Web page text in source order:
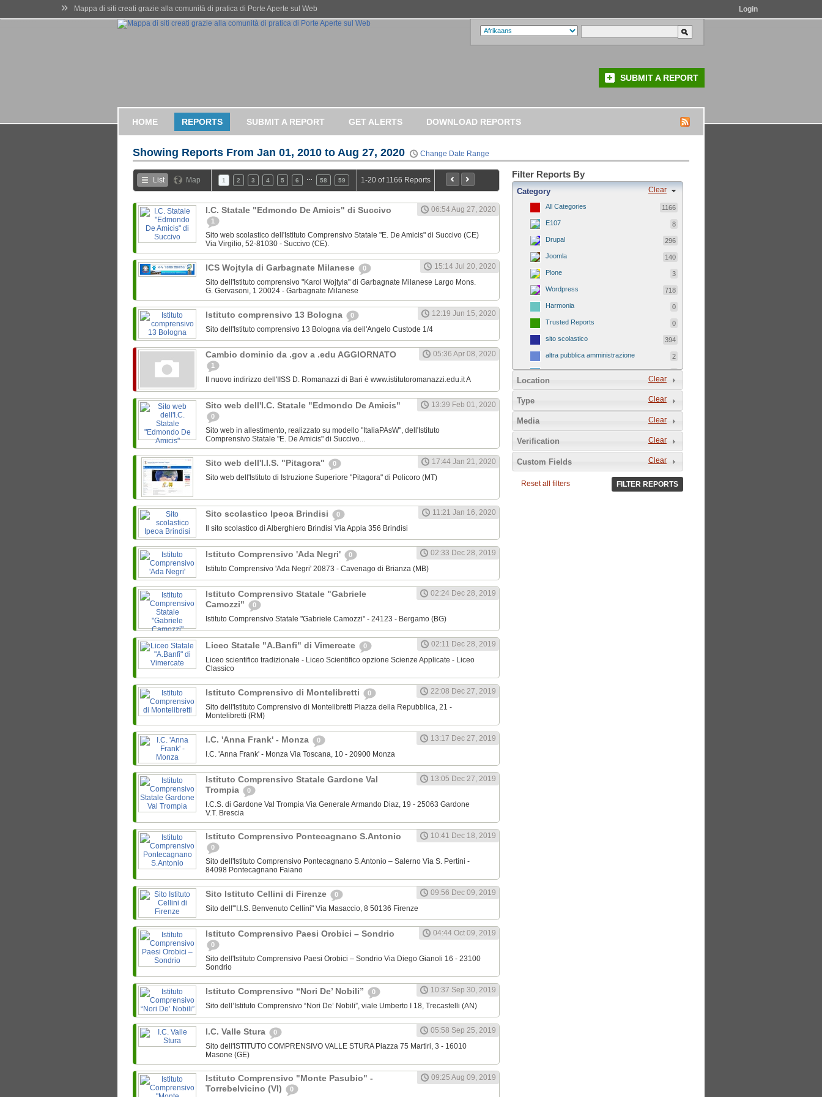
» Mappa di siti creati grazie alla comunità di pratica di Porte Aperte sul Web Login
SUBMIT A REPORT
HOME REPORTS SUBMIT A REPORT GET ALERTS DOWNLOAD REPORTS
Showing Reports From Jan 01, 2010 to Aug 27, 2020 Change Date Range
List Map 1 2 3 4 5 6 58 59 1-20 of 1166 Reports
I.C. Statale "Edmondo De Amicis" di Succivo
1
06:54 Aug 27, 2020
Sito web scolastico dell'Istituto Comprensivo Statale "E. De Amicis" di Succivo (CE)
Via Virgilio, 52-81030 - Succivo (CE).
ICS Wojtyla di Garbagnate Milanese 0
15:14 Jul 20, 2020
Sito dell'Istituto comprensivo "Karol Wojtyla" di Garbagnate Milanese Largo Mons.
G. Gervasoni, 1 20024 - Garbagnate Milanese
Istituto comprensivo 13 Bologna 0
12:19 Jun 15, 2020
Sito dell'Istituto comprensivo 13 Bologna via dell'Angelo Custode 1/4
Cambio dominio da .gov a .edu AGGIORNATO
1
05:36 Apr 08, 2020
Il nuovo indirizzo dell'IISS D. Romanazzi di Bari è www.istitutoromanazzi.edu.it A
Sito web dell'I.C. Statale "Edmondo De Amicis"
0
13:39 Feb 01, 2020
Sito web in allestimento, realizzato su modello "ItaliaPAsW", dell'Istituto
Comprensivo Statale "E. De Amicis" di Succivo...
Sito web dell'I.I.S. "Pitagora" 0
17:44 Jan 21, 2020
Sito web dell'Istituto di Istruzione Superiore "Pitagora" di Policoro (MT)
Sito scolastico Ipeoa Brindisi 0
11:21 Jan 16, 2020
Il sito scolastico di Alberghiero Brindisi Via Appia 356 Brindisi
Istituto Comprensivo 'Ada Negri' 0
02:33 Dec 28, 2019
Istituto Comprensivo 'Ada Negri' 20873 - Cavenago di Brianza (MB)
Istituto Comprensivo Statale "Gabriele
Camozzi"
0
02:24 Dec 28, 2019
Istituto Comprensivo Statale "Gabriele Camozzi" - 24123 - Bergamo (BG)
Liceo Statale "A.Banfi" di Vimercate 0
02:11 Dec 28, 2019
Liceo scientifico tradizionale - Liceo Scientifico opzione Scienze Applicate - Liceo
Classico
Istituto Comprensivo di Montelibretti 0
22:08 Dec 27, 2019
Sito dell'Istituto Comprensivo di Montelibretti Piazza della Repubblica, 21 -
Montelibretti (RM)
I.C. 'Anna Frank' - Monza 0
13:17 Dec 27, 2019
I.C. 'Anna Frank' - Monza Via Toscana, 10 - 20900 Monza
Istituto Comprensivo Statale Gardone Val
Trompia
0
13:05 Dec 27, 2019
I.C.S. di Gardone Val Trompia Via Generale Armando Diaz, 19 - 25063 Gardone
V.T. Brescia
Istituto Comprensivo Pontecagnano S.Antonio
0
10:41 Dec 18, 2019
Sito dell'Istituto Comprensivo Pontecagnano S.Antonio – Salerno Via S. Pertini -
84098 Pontecagnano Faiano
Sito Istituto Cellini di Firenze 0
09:56 Dec 09, 2019
Sito dell'"I.I.S. Benvenuto Cellini" Via Masaccio, 8 50136 Firenze
Istituto Comprensivo Paesi Orobici – Sondrio
0
04:44 Oct 09, 2019
Sito dell'Istituto Comprensivo Paesi Orobici – Sondrio Via Diego Gianoli 16 - 23100
Sondrio
Istituto Comprensivo “Nori De’ Nobili” 0
10:37 Sep 30, 2019
Sito dell’Istituto Comprensivo “Nori De’ Nobili”, viale Umberto I 18, Trecastelli (AN)
I.C. Valle Stura 0
05:58 Sep 25, 2019
Sito dell'ISTITUTO COMPRENSIVO VALLE STURA Piazza 75 Martiri, 3 - 16010
Masone (GE)
Istituto Comprensivo "Monte Pasubio" -
Torrebelvicino (VI)
0
09:25 Aug 09, 2019
Filter Reports By
Clear
Category
All Categories 1166
E107 8
Drupal 296
Joomla 140
Plone 3
Wordpress 718
Harmonia 0
Trusted Reports 0
sito scolastico 394
altra pubblica amministrazione 2
sito tematico 8
Clear
Location
Clear
Type
Clear
Media
Clear
Verification
Clear
Custom Fields
Reset all filters FILTER REPORTS